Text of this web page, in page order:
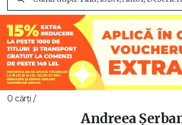
0 cărți /
Andreea